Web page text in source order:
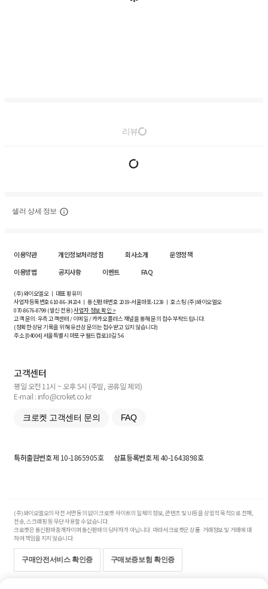
리뷰
셀러 상세 정보
이용약관 개인정보처리방침 회사소개
운영정책
이용방법
공지사항 이벤트 FAQ
(주)와이오엘오 ㅣ 대표 황유미
사업자등록번호610-86-34204ㅣ 통신판매번호 2019-서울마포-1239 ㅣ 호스팅 (주)와이오엘오
070-8676-8799 (발신 전용)사업자 정보 확인 >
고객 문의: 우측 고객센터 / 이메일 / 카카오플러스 채널을 통해 문의 접수 부탁드립니다.
(정확한 상담 기록을 위해 유선상 문의는 접수받고 있지 않습니다)
주소 [04004] 서울특별시 마포구 월드컵로10길5-6
고객센터
평일 오전 11시 ~ 오후 5시 (주말, 공휴일 제외)
E-mail : info@croket.co.kr
크로켓 고객센터 문의 FAQ
특허출원번호제 10-1865905호 상표등록번호제 40-1643898호
(주)와이오엘오의 사전 서면 동의 없이 크로켓 사이트의 일체의 정보, 콘텐츠 및 UI등을 상업적 목적으로 전재,
전송, 스크래핑 등 무단 사용할 수 없습니다.
크로켓은 통신판매중개자이며 통신판매의 당사자가 아닙니다. 따라서 크로켓은 상품·거래정보 및 거래에 대
하여 책임을 지지 않습니다.
구매안전서비스 확인증 구매보증보험 확인증